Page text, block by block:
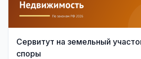
Сервитут на земельный
споры